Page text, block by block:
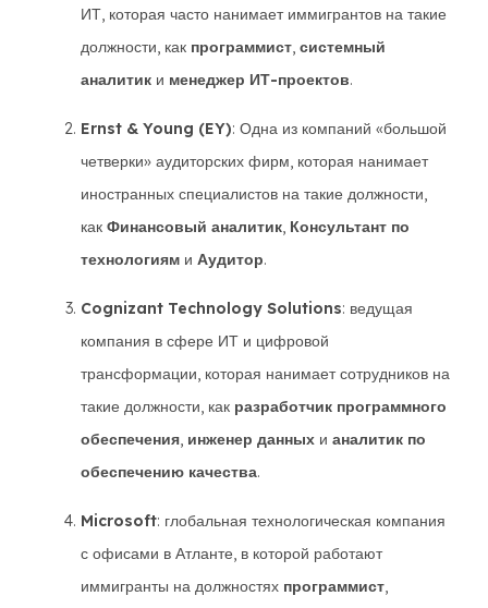
ИТ, которая часто нанимает иммигрантов на такие
должности, как программист, системный
аналитик и менеджер ИТ-проектов.
Ernst & Young (EY): Одна из компаний «большой
четверки» аудиторских фирм, которая нанимает
иностранных специалистов на такие должности,
как Финансовый аналитик, Консультант по
технологиям и Аудитор.
Cognizant Technology Solutions: ведущая
компания в сфере ИТ и цифровой
трансформации, которая нанимает сотрудников на
такие должности, как разработчик программного
обеспечения, инженер данных и аналитик по
обеспечению качества.
Microsoft: глобальная технологическая компания
с офисами в Атланте, в которой работают
иммигранты на должностях программист,